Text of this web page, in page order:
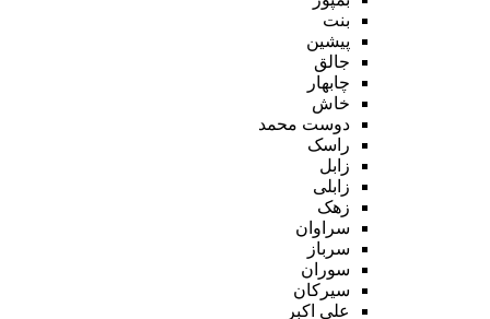
بنت
پیشین
جالق
چابهار
خاش
دوست محمد
راسک
زابل
زابلی
زهک
سراوان
سرباز
سوران
سیرکان
علی اکبر